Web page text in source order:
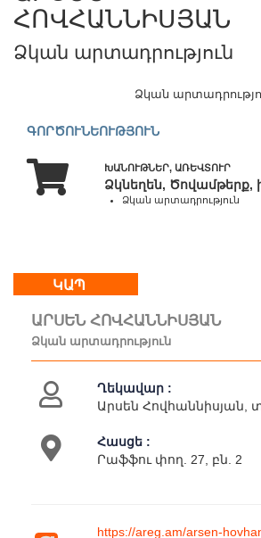
ՓԱԿ
Է
Աշխատանքային
օրեր՝
09:00
18:00
Կրկ
մասին
Կապ
Գործունեություն
ՀՈՎՀԱՆՆԻՍՅԱՆ
Ձկան արտադրություն
Ձկան
ԳՈՐԾՈՒՆԵՈՒԹՅՈՒՆ
ԽԱՆՈՒԹՆԵՐ, ԱՌԵՎՏՈՒՐ
Ձկնեղեն, Ծովամթերք,
Ձկան արտադրություն
ԿԱՊ
ԱՐՍԵՆ ՀՈՎՀԱՆՆԻՍՅԱՆ
Ձկան արտադրություն
Ղեկավար :
Արսեն Հովհաննիսյան,
Հասցե :
Րաֆֆու փող. 27, բն. 2
https://areg.am/arsen-